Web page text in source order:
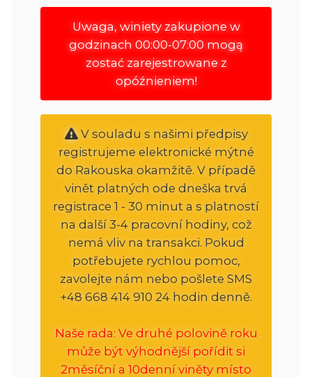
Uwaga, winiety zakupione w
godzinach 00:00-07:00 mogą
zostać zarejestrowane z
opóźnieniem!
V souladu s našimi předpisy
registrujeme elektronické mýtné
do Rakouska okamžitě. V případě
vinět platných ode dneška trvá
registrace 1 - 30 minut a s platností
na další 3-4 pracovní hodiny, což
nemá vliv na transakci. Pokud
potřebujete rychlou pomoc,
zavolejte nám nebo pošlete SMS
+48 668 414 910 24 hodin denně.
Naše rada: Ve druhé polovině roku
může být výhodnější pořídit si
2měsíční a 10denní viněty místo